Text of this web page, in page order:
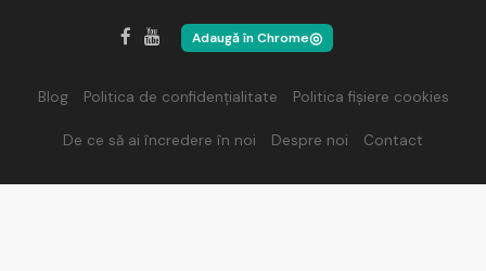
Adaugă în Chrome◎
Blog Politica de confidențialitate Politica fișiere cookies
De ce să ai încredere în noi Despre noi Contact